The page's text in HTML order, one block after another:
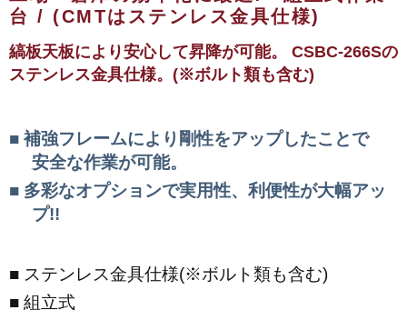
台 / (CMTはステンレス金具仕様)
縞板天板により安心して昇降が可能。
CSBC-266Sの
ステンレス金具仕様。(※ボルト類も含む)
補強フレームにより剛性をアップしたことで
安全な作業が可能。
多彩なオプションで実用性、利便性が大幅アッ
プ!!
ステンレス金具仕様(※ボルト類も含む)
組立式